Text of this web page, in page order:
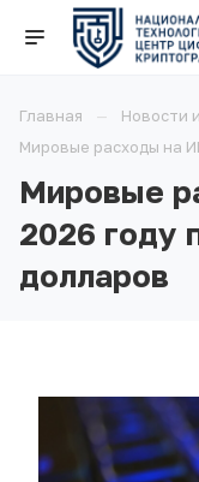
Главная Новости
Мировые расходы на
Мировые
2026 году
долларов